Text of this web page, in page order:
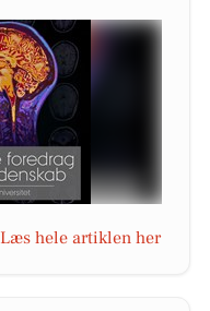
Læs hele artiklen her